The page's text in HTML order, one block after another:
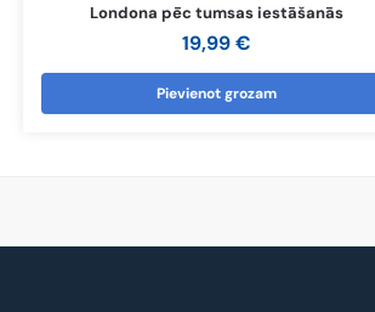
Londona pēc tumsas iestāšanās
19,99€
Pievienot grozam